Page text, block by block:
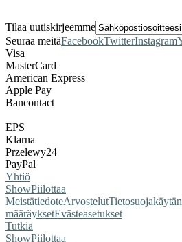
Tilaa uutiskirjeemme
Seuraa meitäFacebookTwitterInstagram
Visa
MasterCard
American Express
Apple Pay
Bancontact
EPS
Klarna
Przelewy24
PayPal
Yhtiö
ShowPiilottaa
MeistätiedoteArvostelut
määräyksetEvästeasetukset
Tutkia
ShowPiilottaa